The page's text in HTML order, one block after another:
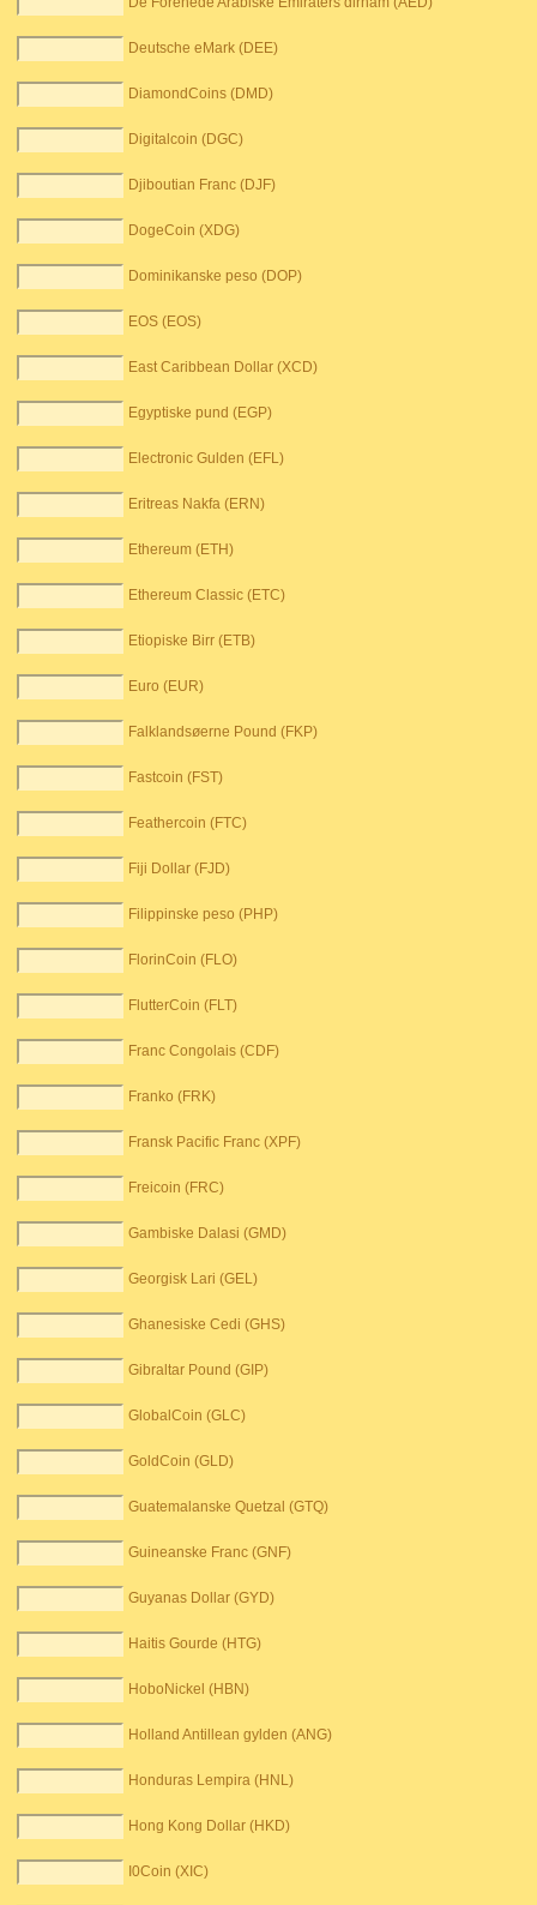
Deutsche eMark (DEE)
DiamondCoins (DMD)
Digitalcoin (DGC)
Djiboutian Franc (DJF)
DogeCoin (XDG)
Dominikanske peso (DOP)
EOS (EOS)
East Caribbean Dollar (XCD)
Egyptiske pund (EGP)
Electronic Gulden (EFL)
Eritreas Nakfa (ERN)
Ethereum (ETH)
Ethereum Classic (ETC)
Etiopiske Birr (ETB)
Euro (EUR)
Falklandsøerne Pound (FKP)
Fastcoin (FST)
Feathercoin (FTC)
Fiji Dollar (FJD)
Filippinske peso (PHP)
FlorinCoin (FLO)
FlutterCoin (FLT)
Franc Congolais (CDF)
Franko (FRK)
Fransk Pacific Franc (XPF)
Freicoin (FRC)
Gambiske Dalasi (GMD)
Georgisk Lari (GEL)
Ghanesiske Cedi (GHS)
Gibraltar Pound (GIP)
GlobalCoin (GLC)
GoldCoin (GLD)
Guatemalanske Quetzal (GTQ)
Guineanske Franc (GNF)
Guyanas Dollar (GYD)
Haitis Gourde (HTG)
HoboNickel (HBN)
Holland Antillean gylden (ANG)
Honduras Lempira (HNL)
Hong Kong Dollar (HKD)
I0Coin (XIC)